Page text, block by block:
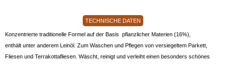
TECHNISCHE DATEN
Konzentrierte traditionelle Formel auf der Basis pflanzlicher Materien (16%),
enthält unter anderem Leinöl. Zum Waschen und Pflegen von versiegeltem Parkett,
Fliesen und Terrakottafliesen. Wäscht, reinigt und verleiht einen besonders schönes